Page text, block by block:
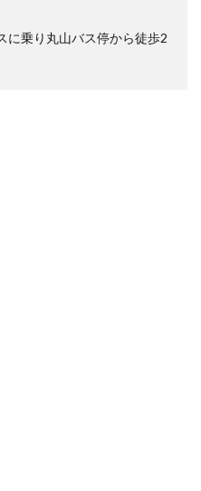
に乗り丸山バス停から徒歩2